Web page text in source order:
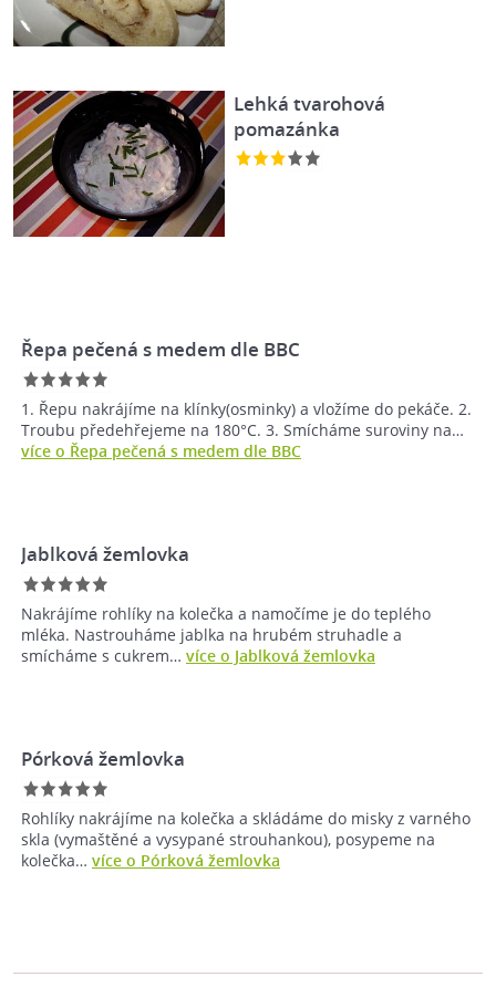
Lehká tvarohová
pomazánka
Řepa pečená s medem dle BBC
1. Řepu nakrájíme na klínky(osminky) a vložíme do pekáče. 2.
Troubu předehřejeme na 180°C. 3. Smícháme suroviny na…
více o Řepa pečená s medem dle BBC
Jablková žemlovka
Nakrájíme rohlíky na kolečka a namočíme je do teplého
mléka. Nastrouháme jablka na hrubém struhadle a
smícháme s cukrem… více o Jablková žemlovka
Pórková žemlovka
Rohlíky nakrájíme na kolečka a skládáme do misky z varného
skla (vymaštěné a vysypané strouhankou), posypeme na
kolečka… více o Pórková žemlovka